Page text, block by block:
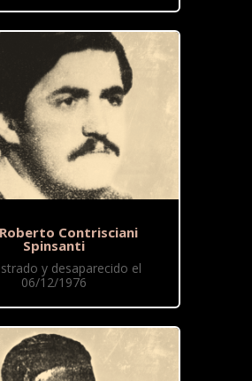
Contrisciani
Spinsanti
y desaparecido el
06/12/1976